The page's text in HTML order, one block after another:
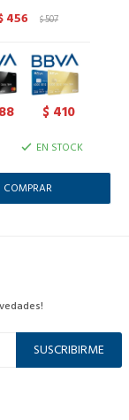
456 $507
$ 410
EN STOCK
SUSCRIBIRME